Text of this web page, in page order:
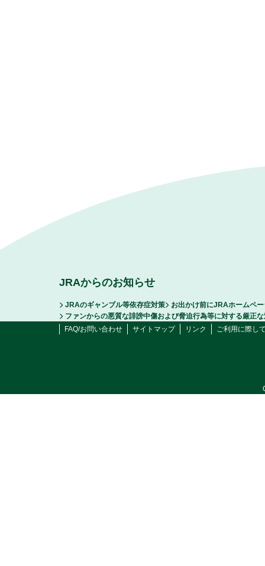
JRAからのお知らせ
JRAのギャンブル等依存症対策
お出かけ前にJRAホームペ
ファンからの悪質な誹謗中傷および脅迫行為等に対する厳正
FAQ/お問い合わせ
サイトマップ リンク ご利用に際し